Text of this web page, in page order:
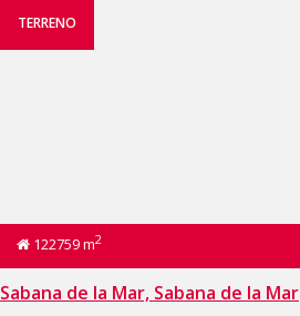
TERRENO
122759 m2
Sabana de la Mar, Sabana de la Mar